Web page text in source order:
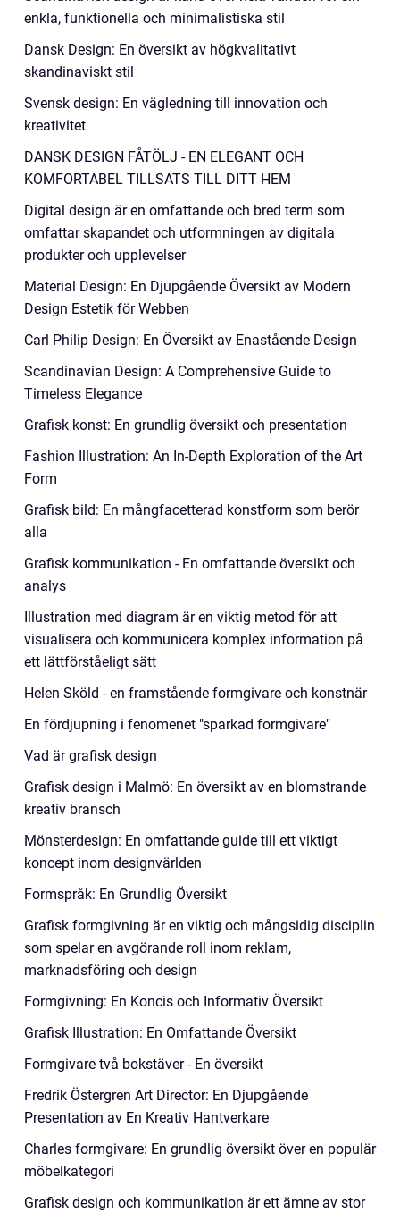
enkla, funktionella och minimalistiska stil
Dansk Design: En översikt av högkvalitativt
skandinaviskt stil
Svensk design: En vägledning till innovation och
kreativitet
DANSK DESIGN FÅTÖLJ - EN ELEGANT OCH
KOMFORTABEL TILLSATS TILL DITT HEM
Digital design är en omfattande och bred term som
omfattar skapandet och utformningen av digitala
produkter och upplevelser
Material Design: En Djupgående Översikt av Modern
Design Estetik för Webben
Carl Philip Design: En Översikt av Enastående Design
Scandinavian Design: A Comprehensive Guide to
Timeless Elegance
Grafisk konst: En grundlig översikt och presentation
Fashion Illustration: An In-Depth Exploration of the Art
Form
Grafisk bild: En mångfacetterad konstform som berör
alla
Grafisk kommunikation - En omfattande översikt och
analys
Illustration med diagram är en viktig metod för att
visualisera och kommunicera komplex information på
ett lättförståeligt sätt
Helen Sköld - en framstående formgivare och konstnär
En fördjupning i fenomenet "sparkad formgivare"
Vad är grafisk design
Grafisk design i Malmö: En översikt av en blomstrande
kreativ bransch
Mönsterdesign: En omfattande guide till ett viktigt
koncept inom designvärlden
Formspråk: En Grundlig Översikt
Grafisk formgivning är en viktig och mångsidig disciplin
som spelar en avgörande roll inom reklam,
marknadsföring och design
Formgivning: En Koncis och Informativ Översikt
Grafisk Illustration: En Omfattande Översikt
Formgivare två bokstäver - En översikt
Fredrik Östergren Art Director: En Djupgående
Presentation av En Kreativ Hantverkare
Charles formgivare: En grundlig översikt över en populär
möbelkategori
Grafisk design och kommunikation är ett ämne av stor